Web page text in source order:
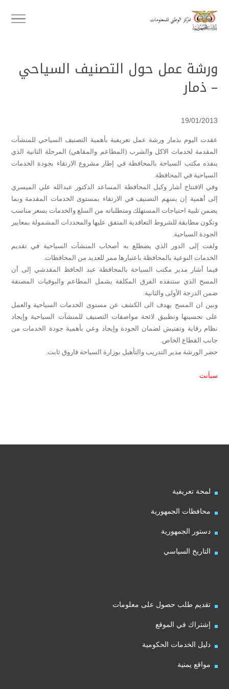
ورشة عمل حول التصنيف السياحي
– ذمار
19/01/2013
عقدت اليوم بذمار ورشة عمل تعريفية بأهمية التصنيف السياحي للمنشآت
المقدمة لخدمات الاكل والشرب (المطاعم والمقاهي) المرحلة الثانية الذي
ينفذه مكتب السياحة بالمحافظة في إطار مشروع الارتقاء بجودة الخدمات
السياحية في المحافظة.
وفي الافتتاح أشار وكيل المحافظة المساعد الدكتور عبدالله علي الميسري
إلى أهمية إن يسهم التصنيف في الارتقاء بمستوى الخدمات المقدمة وبما
يضمن تلبية احتياجات المستهلك ومتطلباته من السلع والخدمات بسعر مناسب
وتكون مطابقة للشروط التعاقدية المتفق عليها والمحددات المشمولة بمعايير
الجودة السياحية.
ولفت إلى الدور الذي يضطلع به أصحاب المنشآت السياحية في تقديم
الخدمات النوعية بالمحافظة باعتبارها ممر للعديد من المحافظات.
فيما أشار مدير مكتب السياحة بالمحافظة عبد الحافظ المقدشي إلى أن
المسح الذي ستنفذه الفرق المكلفة يشمل المطاعم والبوفيات المصنفة
ضمن الدرجة الأولى والثانية.
وبين ان المسح يهدف الى الكشف عن مستوى الخدمات السياحية والعمل
على تحسينها وتطبيق لائحة مواصفات التصنيف للمنشآت السياحية وإيجاد
نظام رقابة وتفتيش لضمان الجودة وإيجاد وعي بأهمية جودة الخدمات من
جانب القطاع الخاص.
حضر الورشة مدير التدريب والتأهيل بوزارة السياحة فاروق ثابت.
سبأنت
لمحة تعريفية
محافظات الجمهورية
دستور الجمهورية
التاريخ السياسي
تقديم طلب حصول على معلومات
إشتراك في الموقع
دليل الخدمات الحكومية
مواقع يمنية